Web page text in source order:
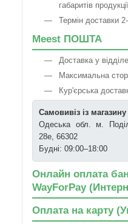
габаритів
Термін доставки
Meest ПОШТА
Доставка у
Максимальна
Кур'єрська
Самовивіз із
Одеська обл. м.
28е, 66302
Будні: 09:00–18:00
Онлайн оплата
WayForPay
Оплата на карту